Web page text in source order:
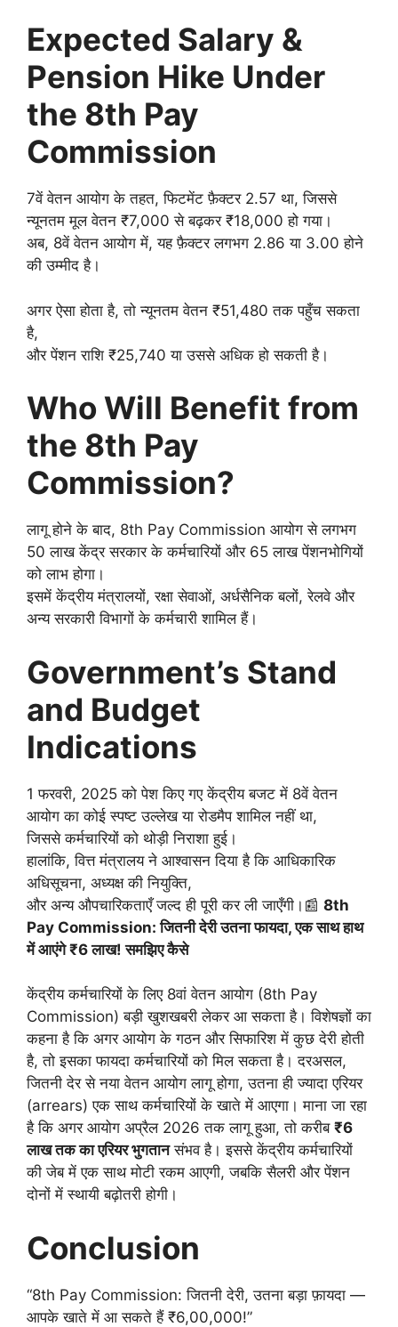
Expected Salary &
Pension Hike Under
the 8th Pay
Commission
7वें वेतन आयोग के तहत, फिटमेंट फ़ैक्टर 2.57 था, जिससे
न्यूनतम मूल वेतन ₹7,000 से बढ़कर ₹18,000 हो गया।
अब, 8वें वेतन आयोग में, यह फ़ैक्टर लगभग 2.86 या 3.00 होने
की उम्मीद है।
अगर ऐसा होता है, तो न्यूनतम वेतन ₹51,480 तक पहुँच सकता
है,
और पेंशन राशि ₹25,740 या उससे अधिक हो सकती है।
Who Will Benefit from
the 8th Pay
Commission?
लागू होने के बाद, 8th Pay Commission आयोग से लगभग
50 लाख केंद्र सरकार के कर्मचारियों और 65 लाख पेंशनभोगियों
को लाभ होगा।
इसमें केंद्रीय मंत्रालयों, रक्षा सेवाओं, अर्धसैनिक बलों, रेलवे और
अन्य सरकारी विभागों के कर्मचारी शामिल हैं।
Government’s Stand
and Budget
Indications
1 फरवरी, 2025 को पेश किए गए केंद्रीय बजट में 8वें वेतन
आयोग का कोई स्पष्ट उल्लेख या रोडमैप शामिल नहीं था,
जिससे कर्मचारियों को थोड़ी निराशा हुई।
हालांकि, वित्त मंत्रालय ने आश्वासन दिया है कि आधिकारिक
अधिसूचना, अध्यक्ष की नियुक्ति,
और अन्य औपचारिकताएँ जल्द ही पूरी कर ली जाएँगी।📰 8th
Pay Commission: जितनी देरी उतना फायदा, एक साथ हाथ
में आएंगे ₹6 लाख! समझिए कैसे
केंद्रीय कर्मचारियों के लिए 8वां वेतन आयोग (8th Pay
Commission) बड़ी खुशखबरी लेकर आ सकता है। विशेषज्ञों का
कहना है कि अगर आयोग के गठन और सिफारिश में कुछ देरी होती
है, तो इसका फायदा कर्मचारियों को मिल सकता है। दरअसल,
जितनी देर से नया वेतन आयोग लागू होगा, उतना ही ज्यादा एरियर
(arrears) एक साथ कर्मचारियों के खाते में आएगा। माना जा रहा
है कि अगर आयोग अप्रैल 2026 तक लागू हुआ, तो करीब ₹6
लाख तक का एरियर भुगतानसंभव है। इससे केंद्रीय कर्मचारियों
की जेब में एक साथ मोटी रकम आएगी, जबकि सैलरी और पेंशन
दोनों में स्थायी बढ़ोतरी होगी।
Conclusion
“8th Pay Commission: जितनी देरी, उतना बड़ा फ़ायदा —
आपके खाते में आ सकते हैं ₹6,00,000!”